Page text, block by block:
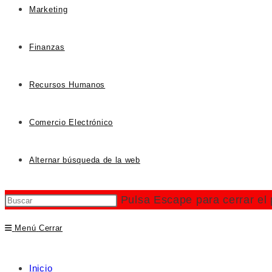
Marketing
Finanzas
Recursos Humanos
Comercio Electrónico
Alternar búsqueda de la web
Pulsa Escape para cerrar el
Menú Cerrar
Inicio